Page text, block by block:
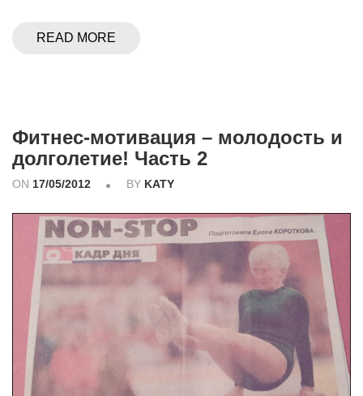
READ MORE
Фитнес-мотивация – молодость и
долголетие! Часть 2
ON 17/05/2012 BY KATY